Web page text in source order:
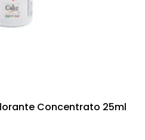
Concentrato 25ml